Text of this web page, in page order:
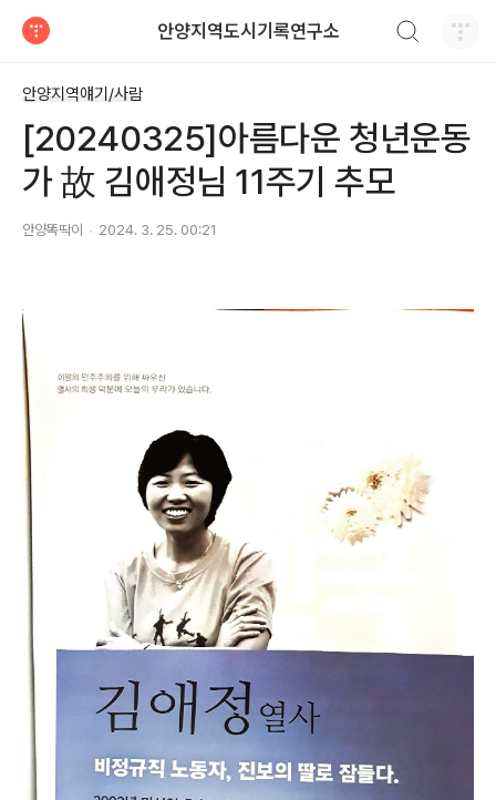
안양지역도시기록연구소
안양지역얘기/사람
[20240325]아름다운 청년운동
가 故 김애정님 11주기 추모
안양똑딱이 2024. 3. 25. 00:21